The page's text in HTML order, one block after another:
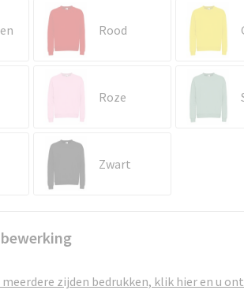
Rood
Roze
Zwart
zijden bedrukken, klik hier en u